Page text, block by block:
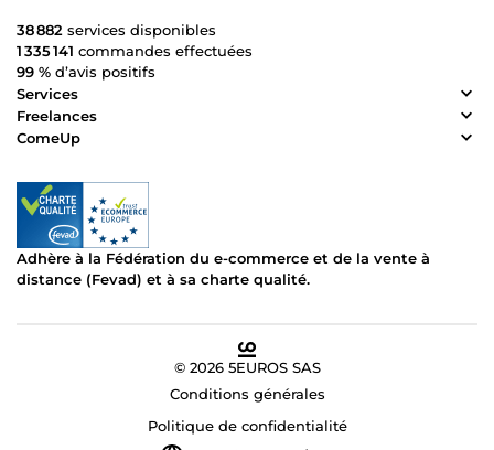
38 882 services disponibles
1 335 141 commandes effectuées
99 % d’avis positifs
Services
Freelances
ComeUp
Adhère à la Fédération du e-commerce et de la vente à
distance (Fevad) et à sa charte qualité.
© 2026 5EUROS SAS
Conditions générales
Politique de confidentialité